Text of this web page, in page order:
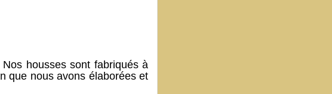
housses sont fabriqués à
que nous avons élaborées et